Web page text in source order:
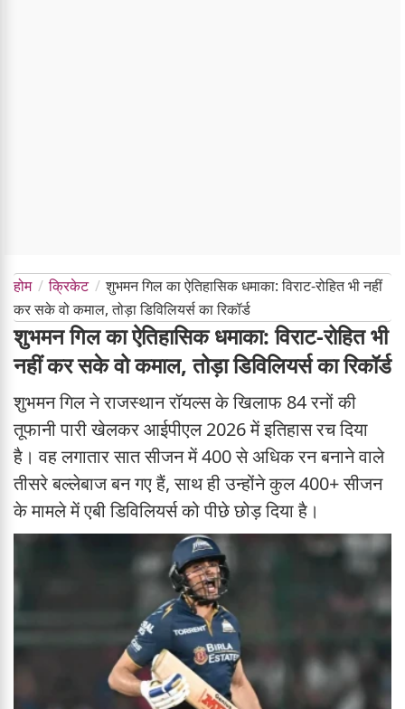
होम क्रिकेट
शुभमन गिल का ऐतिहासिक धमाका: विराट-रोहित भी नहीं
कर सके वो कमाल, तोड़ा डिविलियर्स का रिकॉर्ड
शुभमन गिल का ऐतिहासिक धमाका: विराट-रोहित भी
नहीं कर सके वो कमाल, तोड़ा डिविलियर्स का रिकॉर्ड
शुभमन गिल ने राजस्थान रॉयल्स के खिलाफ 84 रनों की
तूफानी पारी खेलकर आईपीएल 2026 में इतिहास रच दिया
है। वह लगातार सात सीजन में 400 से अधिक रन बनाने वाले
तीसरे बल्लेबाज बन गए हैं, साथ ही उन्होंने कुल 400+ सीजन
के मामले में एबी डिविलियर्स को पीछे छोड़ दिया है।